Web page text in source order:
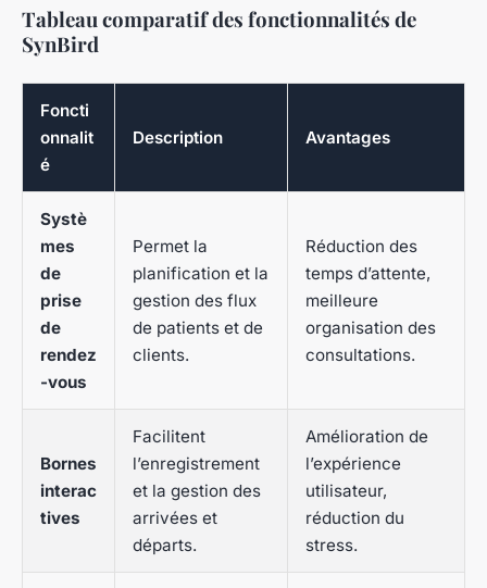
Tableau comparatif des fonctionnalités de
SynBird
Foncti
onnalit
é
Description Avantages
Systè
mes
de
prise
de
rendez
-vous
Permet la
planification et la
gestion des flux
de patients et de
clients.
Réduction des
temps d’attente,
meilleure
organisation des
consultations.
Bornes
interac
tives
Facilitent
l’enregistrement
et la gestion des
arrivées et
départs.
Amélioration de
l’expérience
utilisateur,
réduction du
stress.